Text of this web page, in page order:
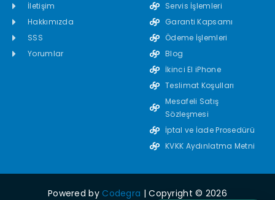
İletişim
Hakkımızda
SSS
Yorumlar
Servis İşlemleri
Garanti Kapsamı
Ödeme İşlemleri
Blog
İkinci El iPhone
Teslimat Koşulları
Mesafeli Satış
Sözleşmesi
İptal ve İade Prosedürü
KVKK Aydınlatma Metni
Powered byCodegra | Copyright © 2026